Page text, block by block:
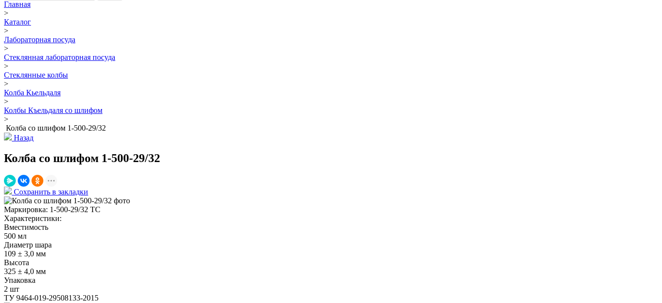
Главная
>
Каталог
>
Лабораторная посуда
>
Стеклянная лабораторная посуда
>
Стеклянные колбы
>
Колба Кьельдаля
>
Колбы Къельдаля со шлифом
>
Колба со шлифом 1-500-29/32
Назад
Колба со шлифом 1-500-29/32
Сохранить в закладки
Маркировка: 1-500-29/32 ТС
Характеристики:
Вместимость
500 мл
Диаметр шара
109 ± 3,0 мм
Высота
325 ± 4,0 мм
Упаковка
2 шт
ТУ 9464-019-29508133-2015